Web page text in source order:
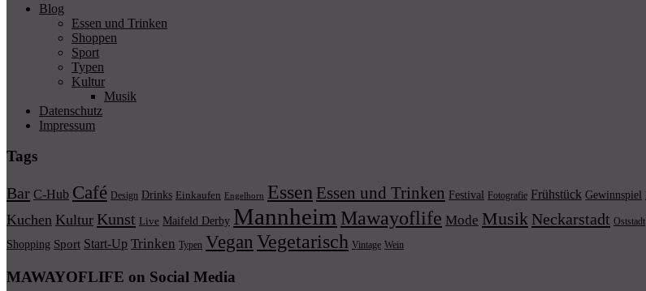
Blog
Essen und Trinken
Shoppen
Sport
Typen
Kultur
Musik
Datenschutz
Impressum
Tags
Bar C-Hub Café Design Drinks Einkaufen Engelhorn Essen Essen und Trinken Festival Fotografie Frühstück Gewinnspiel
Kuchen Kultur Kunst Live Maifeld Derby Mannheim Mawayoflife Mode Musik Neckarstadt Oststadt
Shopping Sport Start-Up Trinken Typen Vegan Vegetarisch Vintage Wein
MAWAYOFLIFE on Social Media